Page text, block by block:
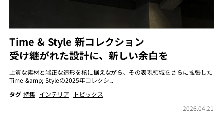
Time & Style 新コレクション
受け継がれた設計に、新しい余白を
上質な素材と端正な造形を核に据えながら、その表現領域をさらに拡張した
Time &amp; Styleの2025年コレクシ...
タグ 特集 インテリア
トピックス
2026.04.21